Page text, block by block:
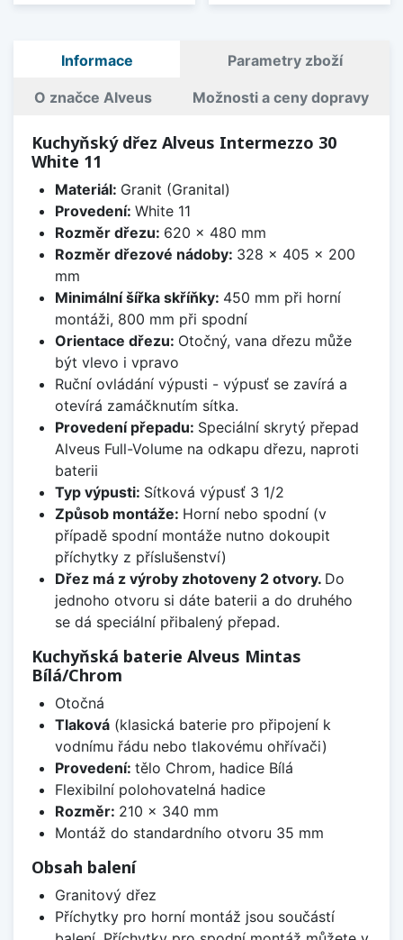
Informace Parametry zboží
O značce Alveus Možnosti a ceny dopravy
Kuchyňský dřez Alveus Intermezzo 30
White 11
Materiál: Granit (Granital)
Provedení: White 11
Rozměr dřezu: 620 x 480 mm
Rozměr dřezové nádoby: 328 x 405 x 200
mm
Minimální šířka skříňky: 450 mm při horní
montáži, 800 mm při spodní
Orientace dřezu: Otočný, vana dřezu může
být vlevo i vpravo
Ruční ovládání výpusti - výpusť se zavírá a
otevírá zamáčknutím sítka.
Provedení přepadu: Speciální skrytý přepad
Alveus Full-Volume na odkapu dřezu, naproti
baterii
Typ výpusti: Sítková výpusť 3 1/2
Způsob montáže: Horní nebo spodní (v
případě spodní montáže nutno dokoupit
příchytky z příslušenství)
Dřez má z výroby zhotoveny 2 otvory. Do
jednoho otvoru si dáte baterii a do druhého
se dá speciální přibalený přepad.
Kuchyňská baterie Alveus Mintas
Bílá/Chrom
Otočná
Tlaková(klasická baterie pro připojení k
vodnímu řádu nebo tlakovému ohřívači)
Provedení: tělo Chrom, hadice Bílá
Flexibilní polohovatelná hadice
Rozměr: 210 x 340 mm
Montáž do standardního otvoru 35 mm
Obsah balení
Granitový dřez
Příchytky pro horní montáž jsou součástí